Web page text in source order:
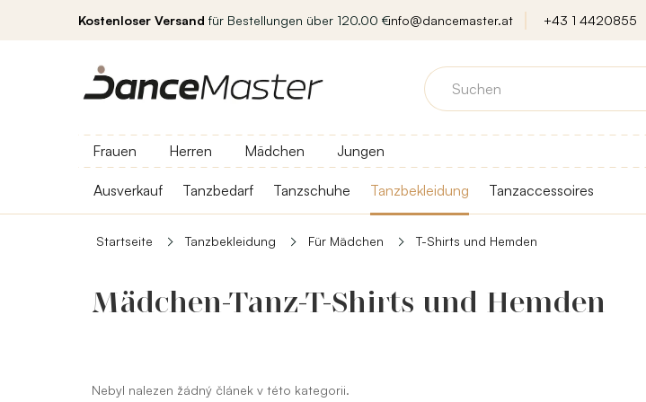
Kostenloser Versand für Bestellungen über 120.00 €info@dancemaster.at +43 1 4420855
Frauen Herren Mädchen Jungen
Ausverkauf Tanzbedarf Tanzschuhe Tanzbekleidung Tanzaccessoires
Startseite Tanzbekleidung Für Mädchen T-Shirts und Hemden
Mädchen-Tanz-T-Shirts und Hemden
Nebyl nalezen žádný článek v této kategorii.